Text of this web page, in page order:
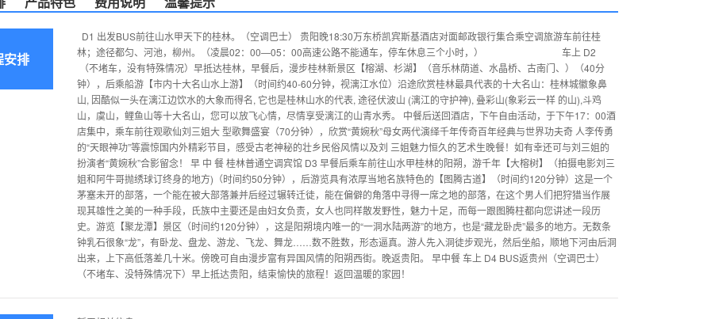
安排
D1 出发BUS前往山水甲天下的桂林。（空调巴士） 贵阳晚18:30万东桥凯宾斯基酒店对面邮政银行集合乘空调旅游车前往桂
林；途径都匀、河池，柳州。（凌晨02：00—05：00高速公路不能通车，停车休息三个小时，） 车上 D2
（不堵车，没有特殊情况）早抵达桂林，早餐后，漫步桂林新景区【榕湖、杉湖】（音乐林荫道、水晶桥、古南门、）（40分
钟），后乘船游【市内十大名山水上游】（时间约40-60分钟，视漓江水位）沿途欣赏桂林最具代表的十大名山：桂林城徽象鼻
山, 因酷似一头在漓江边饮水的大象而得名, 它也是桂林山水的代表, 途径伏波山 (漓江的守护神), 叠彩山(象彩云一样 的山),斗鸡
山，虞山，鲤鱼山等十大名山，您可以放飞心情，尽情享受漓江的山青水秀。 中餐后送回酒店，下午自由活动，于下午17：00酒
店集中，乘车前往观歌仙刘三姐大 型歌舞盛宴（70分钟），欣赏“黄婉秋”母女两代演绎千年传奇百年经典与世界功夫奇 人李传勇
的“天眼神功”等震惊国内外精彩节目，感受古老神秘的壮乡民俗风情以及刘 三姐魅力恒久的艺术生晚餐！如有幸还可与刘三姐的
扮演者“黄婉秋”合影留念！ 早 中 餐 桂林普通空调宾馆 D3 早餐后乘车前往山水甲桂林的阳朔，游千年【大榕树】（拍摄电影刘三
姐和阿牛哥抛绣球订终身的地方)（时间约50分钟），后游览具有浓厚当地名族特色的【图腾古道】（时间约120分钟）这是一个
茅塞未开的部落，一个能在被大部落兼并后经过辗转迁徒，能在偏僻的角落中寻得一席之地的部落，在这个男人们把狩猎当作展
现其雄性之美的一种手段，氏族中主要还是由妇女负责，女人也同样散发野性，魅力十足，而每一跟图腾柱都向您讲述一段历
史。游览【聚龙潭】景区（时间约120分钟），这是阳朔境内唯一的“一洞水陆两游”的地方，也是“藏龙卧虎”最多的地方。无数条
钟乳石很象“龙”，有卧龙、盘龙、游龙、飞龙、舞龙……数不胜数，形态逼真。游人先入洞徒步观光，然后坐船，顺地下河由后洞
出来，上下高低落差几十米。傍晚可自由漫步富有异国风情的阳朔西街。晚返贵阳。 早中餐 车上 D4 BUS返贵州（空调巴士）
（不堵车、没特殊情况下）早上抵达贵阳，结束愉快的旅程！返回温暖的家园！